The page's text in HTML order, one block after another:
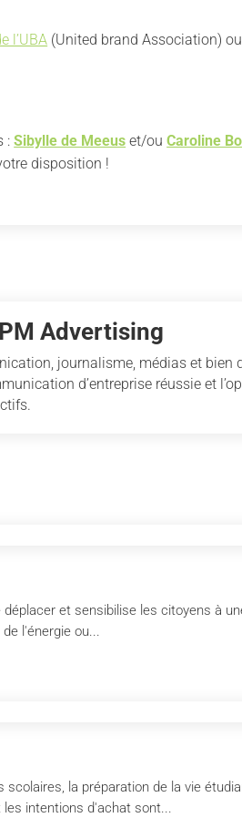
l’UBA (United brand Association) ou
: Sibylle de Meeus et/ouCaroline
disposition !
Advertising
journalisme, médias et bien
d’entreprise réussie et
et sensibilise les citoyens à
l'énergie ou...
la préparation de la vie
intentions d'achat sont...